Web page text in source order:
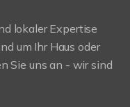
lokaler Expertise
um Ihr Haus oder
Sie uns an - wir sind